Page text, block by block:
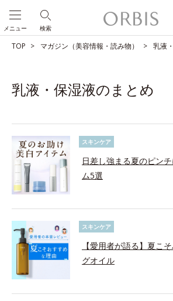
検索
メニュー
TOP マガジン（美容情報・読み物） 乳液
乳液・保湿液のまとめ
スキンケア
日差し強まる夏のピン
ム5選
スキンケア
【愛用者が語る】夏こ
グオイル